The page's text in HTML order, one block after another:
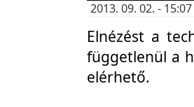
2013. 09. 02. -
Elnézést a
függetlenül a
elérhető.